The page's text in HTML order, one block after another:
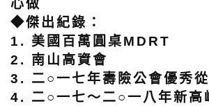
心做
◆傑出紀錄：
1. 美國百萬圓桌MDRT
2. 南山高資會
3. 二○一七年壽險公會優秀
4. 二○一七～二○一八年新高